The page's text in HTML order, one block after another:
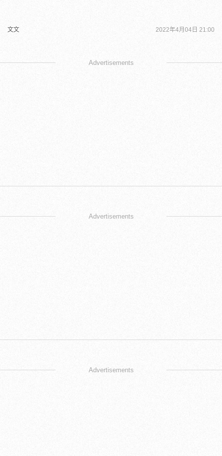
文文 2022年4月04日 21:00
Advertisements
Advertisements
Advertisements